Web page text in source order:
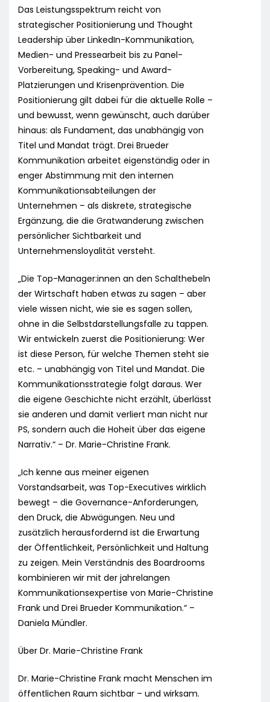
Das Leistungsspektrum reicht von
strategischer Positionierung und Thought
Leadership über LinkedIn-Kommunikation,
Medien- und Pressearbeit bis zu Panel-
Vorbereitung, Speaking- und Award-
Platzierungen und Krisenprävention. Die
Positionierung gilt dabei für die aktuelle Rolle –
und bewusst, wenn gewünscht, auch darüber
hinaus: als Fundament, das unabhängig von
Titel und Mandat trägt. Drei Brueder
Kommunikation arbeitet eigenständig oder in
enger Abstimmung mit den internen
Kommunikationsabteilungen der
Unternehmen – als diskrete, strategische
Ergänzung, die die Gratwanderung zwischen
persönlicher Sichtbarkeit und
Unternehmensloyalität versteht.
„Die Top-Manager:innen an den Schalthebeln
der Wirtschaft haben etwas zu sagen – aber
viele wissen nicht, wie sie es sagen sollen,
ohne in die Selbstdarstellungsfalle zu tappen.
Wir entwickeln zuerst die Positionierung: Wer
ist diese Person, für welche Themen steht sie
etc. – unabhängig von Titel und Mandat. Die
Kommunikationsstrategie folgt daraus. Wer
die eigene Geschichte nicht erzählt, überlässt
sie anderen und damit verliert man nicht nur
PS, sondern auch die Hoheit über das eigene
Narrativ.“ – Dr. Marie-Christine Frank.
„Ich kenne aus meiner eigenen
Vorstandsarbeit, was Top-Executives wirklich
bewegt – die Governance-Anforderungen,
den Druck, die Abwägungen. Neu und
zusätzlich herausfordernd ist die Erwartung
der Öffentlichkeit, Persönlichkeit und Haltung
zu zeigen. Mein Verständnis des Boardrooms
kombinieren wir mit der jahrelangen
Kommunikationsexpertise von Marie-Christine
Frank und Drei Brueder Kommunikation.“ –
Daniela Mündler.
Über Dr. Marie-Christine Frank
Dr. Marie-Christine Frank macht Menschen im
öffentlichen Raum sichtbar – und wirksam.